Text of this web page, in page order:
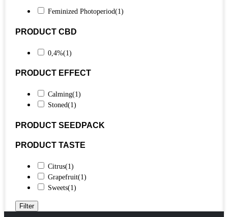
Feminized Photoperiod(1)
PRODUCT CBD
0,4%(1)
PRODUCT EFFECT
Calming(1)
Stoned(1)
PRODUCT SEEDPACK
PRODUCT TASTE
Citrus(1)
Grapefruit(1)
Sweets(1)
Filter